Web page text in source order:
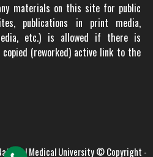
materials on this site for public
publications in print media,
etc.) is allowed if there is
(reworked) active link to the
Medical University© Copyright -